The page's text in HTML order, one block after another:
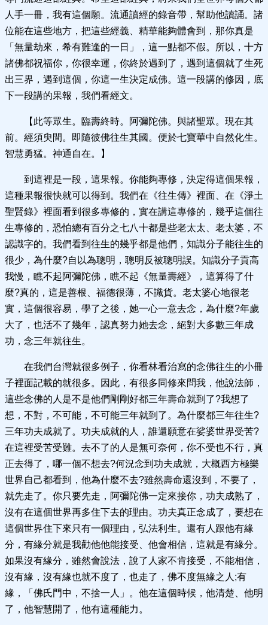
人手一冊，我有這個願。流通讀經的錄音帶，幫助他讀誦。諸
位能在這些地方，把這些經義、精華能夠體會到，那你真是
「無量劫來，希有難逢的一日」，這一點都不假。所以，十方
諸佛都祝福你，你很幸運，你終於遇到了，遇到這個就了生死
出三界，遇到這個，你這一生決定成佛。這一段講的修因，底
下一段講的果報，我們看經文。
【此等眾生。臨壽終時。阿彌陀佛。與諸聖眾。現在其
前。經須臾間。即隨彼佛往生其國。便於七寶華中自然化生。
智慧勇猛。神通自在。】
到這裡是一段，這果報。你能夠專修，決定得這個果報，
這種果報很快就可以得到。我們在《往生傳》裡面、在《淨土
聖賢錄》裡面看到很多專修的，實在講這專修的，幾乎這個往
生專修的，恐怕總有百分之七八十都是些老太太、老太婆，不
認識字的。我們看到往生的幾乎都是他們，知識分子能往生的
很少，為什麼?自以為聰明，聰明反被聰明誤。知識分子貢高
我慢，瞧不起阿彌陀佛，瞧不起《無量壽經》，這算得了什
麼?真的，這是善根、福德很薄，不識貨。老太婆心地很老
實，這個很容易，學了之後，她一心一意去念，為什麼?年歲
大了，也活不了幾年，認真努力她去念，絕對大多數三年成
功，念三年就往生。
在我們台灣就很多例子，你看林看治寫的念佛往生的小冊
子裡面記載的就很多。因此，有很多同修來問我，他說法師，
這些念佛的人是不是他們剛剛好都三年壽命就到了?我想了
想，不對，不可能，不可能三年就到了。為什麼都三年往生?
三年功夫成就了。功夫成就的人，誰還願意在娑婆世界受苦?
在這裡受苦受難。去不了的人是無可奈何，你不受也不行，真
正去得了，哪一個不想去?何況念到功夫成就，大概西方極樂
世界自己都看到，他為什麼不去?雖然壽命還沒到，不要了，
就先走了。你只要先走，阿彌陀佛一定來接你，功夫成熟了，
沒有在這個世界再多住下去的理由。功夫真正念成了，要想在
這個世界住下來只有一個理由，弘法利生。還有人跟他有緣
分，有緣分就是我勸他他能接受、他會相信，這就是有緣分。
如果沒有緣分，雖然會說法，說了人家不肯接受，不能相信，
沒有緣，沒有緣也就不度了，也走了，佛不度無緣之人;有
緣，「佛氏門中，不捨一人」。他在這個時候，他清楚、他明
了，他智慧開了，他有這種能力。